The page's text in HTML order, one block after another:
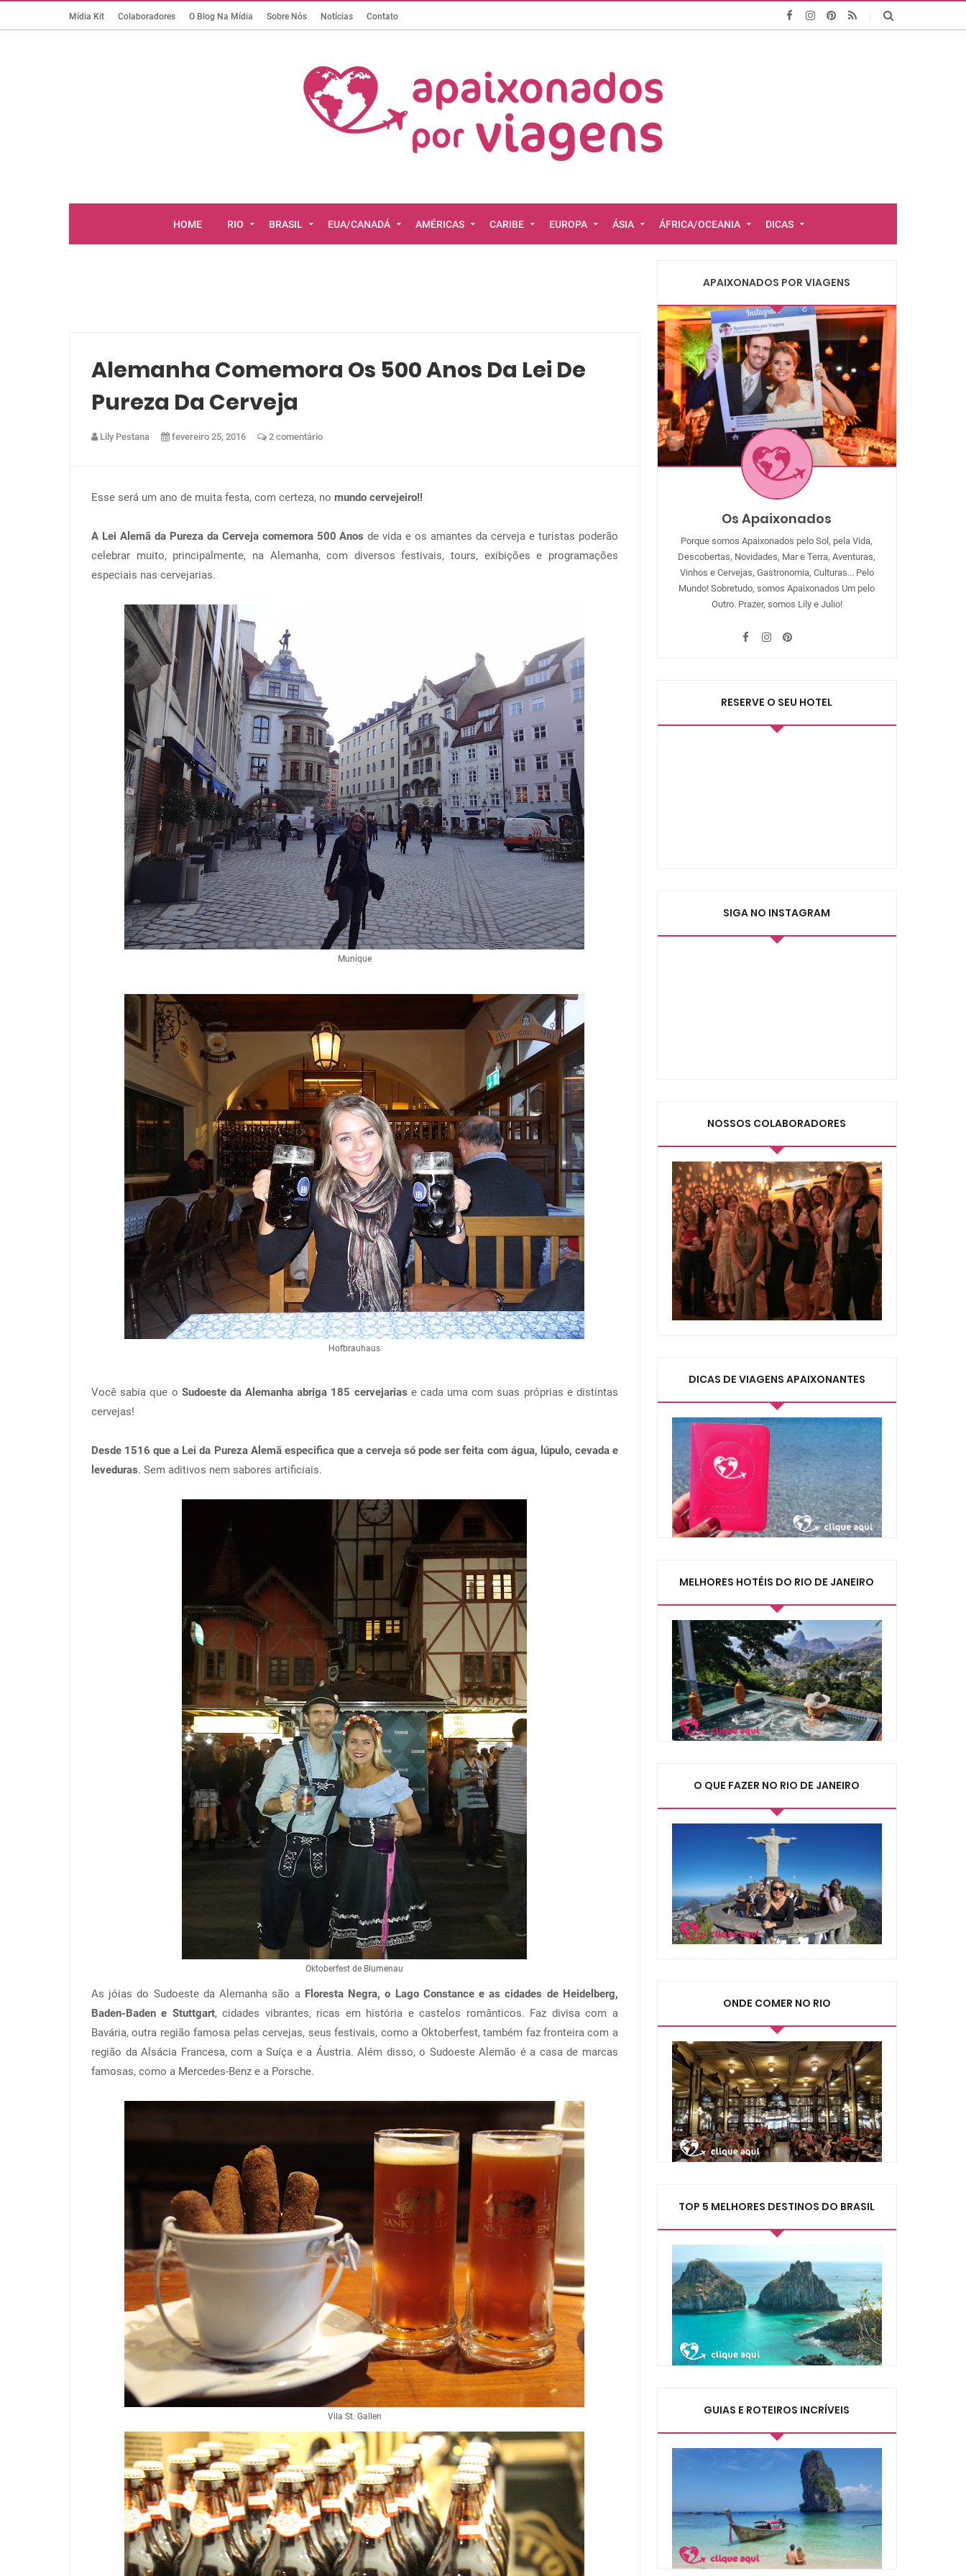
Mídia Kit Colaboradores O Blog Na Mídia Sobre Nós Notícias Contato
HOME RIO BRASIL EUA/CANADÁ AMÉRICAS CARIBE EUROPA ÁSIA ÁFRICA/OCEANIA DICAS
Alemanha Comemora Os 500 Anos Da Lei De
Pureza Da Cerveja
Lily Pestana fevereiro 25, 2016 2 comentário
Esse será um ano de muita festa, com certeza, no mundo cervejeiro!!
A Lei Alemã da Pureza da Cerveja comemora 500 Anos de vida e os amantes da cerveja e turistas poderão
celebrar muito, principalmente, na Alemanha, com diversos festivais, tours, exibições e programações
especiais nas cervejarias.
Munique
Hofbrauhaus
Você sabia que o Sudoeste da Alemanha abriga 185 cervejarias e cada uma com suas próprias e distintas
cervejas!
Desde 1516 que a Lei da Pureza Alemã especifica que a cerveja só pode ser feita com água, lúpulo, cevada e
leveduras. Sem aditivos nem sabores artificiais.
Oktoberfest de Blumenau
As jóias do Sudoeste da Alemanha são a Floresta Negra, o Lago Constance e as cidades de Heidelberg,
Baden-Baden e Stuttgart, cidades vibrantes, ricas em história e castelos românticos. Faz divisa com a
Bavária, outra região famosa pelas cervejas, seus festivais, como a Oktoberfest, também faz fronteira com a
região da Alsácia Francesa, com a Suíça e a Áustria. Além disso, o Sudoeste Alemão é a casa de marcas
famosas, como a Mercedes-Benz e a Porsche.
Vila St. Gallen
APAIXONADOS POR VIAGENS
Os Apaixonados
Porque somos Apaixonados pelo Sol, pela Vida,
Descobertas, Novidades, Mar e Terra, Aventuras,
Vinhos e Cervejas, Gastronomia, Culturas... Pelo
Mundo! Sobretudo, somos Apaixonados Um pelo
Outro. Prazer, somos Lily e Julio!
RESERVE O SEU HOTEL
SIGA NO INSTAGRAM
NOSSOS COLABORADORES
DICAS DE VIAGENS APAIXONANTES
MELHORES HOTÉIS DO RIO DE JANEIRO
O QUE FAZER NO RIO DE JANEIRO
ONDE COMER NO RIO
TOP 5 MELHORES DESTINOS DO BRASIL
GUIAS E ROTEIROS INCRÍVEIS